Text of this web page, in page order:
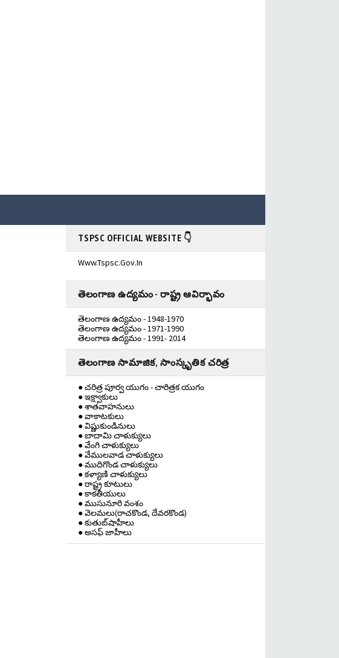
TSPSC OFFICIAL WEBSITE 👇
Www.tspsc.gov.in
తెలంగాణ ఉద్యమం - రాష్ట్ర ఆవిర్భావం
తెలంగాణ ఉద్యమం - 1948-1970
తెలంగాణ ఉద్యమం - 1971-1990
తెలంగాణ ఉద్యమం - 1991- 2014
తెలంగాణ సామాజిక, సాంస్కృతిక చరిత్ర
● చరిత్ర పూర్వ యుగం - చారిత్రక యుగం
● ఇక్ష్వాకులు
● శాతవాహనులు
● వాకాటకులు
● విష్ణుకుండినులు
● బాదామి చాళుక్యులు
● వేంగి చాళుక్యులు
● వేములవాడ చాళుక్యులు
● ముదిగొండ చాళుక్యులు
● కళ్యాణి చాళుక్యులు
● రాష్ట్ర కూటులు
● కాకతీయులు
● ముసునూరి వంశం
● వెలమలు(రాచకొండ, దేవరకొండ)
● కుతుబ్‌షాహీలు
● అసఫ్ జాహీలు